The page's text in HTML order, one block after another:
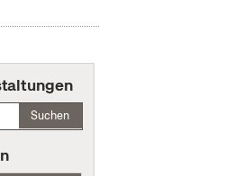
Suchen